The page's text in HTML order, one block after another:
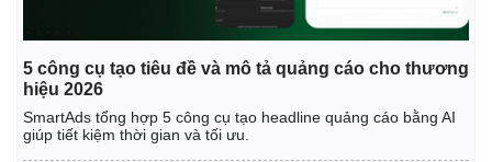
5 công cụ tạo tiêu đề và mô tả quảng cáo cho thương
hiệu 2026
SmartAds tổng hợp 5 công cụ tạo headline quảng cáo bằng AI
giúp tiết kiệm thời gian và tối ưu.